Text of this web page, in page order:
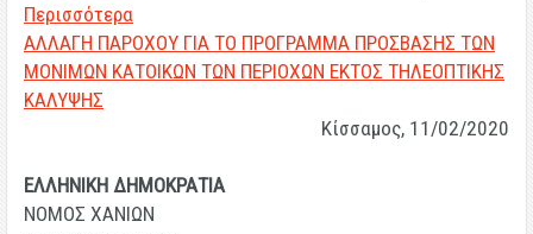
Περισσότερα
ΑΛΛΑΓΗ ΠΑΡΟΧΟΥ ΓΙΑ ΤΟ ΠΡΟΓΡΑΜΜΑ ΠΡΟΣΒΑΣΗΣ ΤΩΝ
ΜΟΝΙΜΩΝ ΚΑΤΟΙΚΩΝ ΤΩΝ ΠΕΡΙΟΧΩΝ ΕΚΤΟΣ ΤΗΛΕΟΠΤΙΚΗΣ
ΚΑΛΥΨΗΣ
Κίσσαμος, 11/02/2020
ΕΛΛΗΝΙΚΗ ΔΗΜΟΚΡΑΤΙΑ
ΝΟΜΟΣ ΧΑΝΙΩΝ